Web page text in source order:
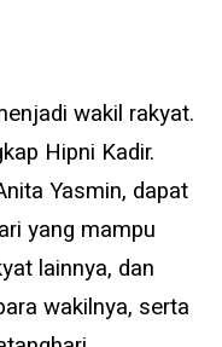
wakil rakyat.
Hipni Kadir.
Yasmin, dapat
yang mampu
lainnya, dan
wakilnya, serta